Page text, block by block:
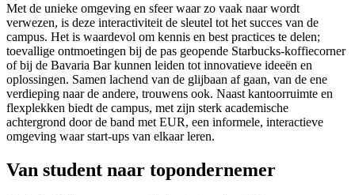
Met de unieke omgeving en sfeer waar zo vaak naar wordt
verwezen, is deze interactiviteit de sleutel tot het succes van de
campus. Het is waardevol om kennis en best practices te delen;
toevallige ontmoetingen bij de pas geopende Starbucks-koffiecorner
of bij de Bavaria Bar kunnen leiden tot innovatieve ideeën en
oplossingen. Samen lachend van de glijbaan af gaan, van de ene
verdieping naar de andere, trouwens ook. Naast kantoorruimte en
flexplekken biedt de campus, met zijn sterk academische
achtergrond door de band met EUR, een informele, interactieve
omgeving waar start-ups van elkaar leren.
Van student naar topondernemer